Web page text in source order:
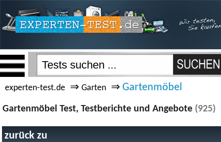
experten-test.de ⇒ Garten ⇒ Gartenmöbel
Gartenmöbel Test, Testberichte und Angebote (925)
zurück zu